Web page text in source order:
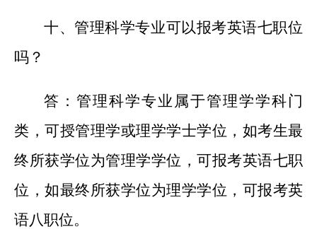
十、管理科学专业可以报考英语七职位
吗？
答：管理科学专业属于管理学学科门
类，可授管理学或理学学士学位，如考生最
终所获学位为管理学学位，可报考英语七职
位，如最终所获学位为理学学位，可报考英
语八职位。